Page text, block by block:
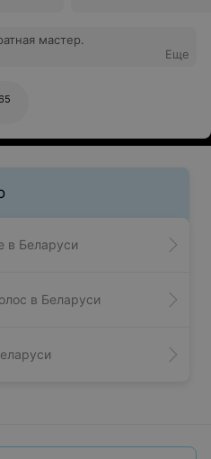
мастер.
Еще
в Беларуси
в Беларуси